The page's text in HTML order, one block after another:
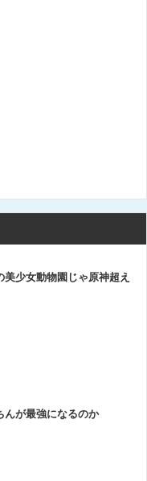
美少女動物園じゃ原神超え
んが最強になるのか